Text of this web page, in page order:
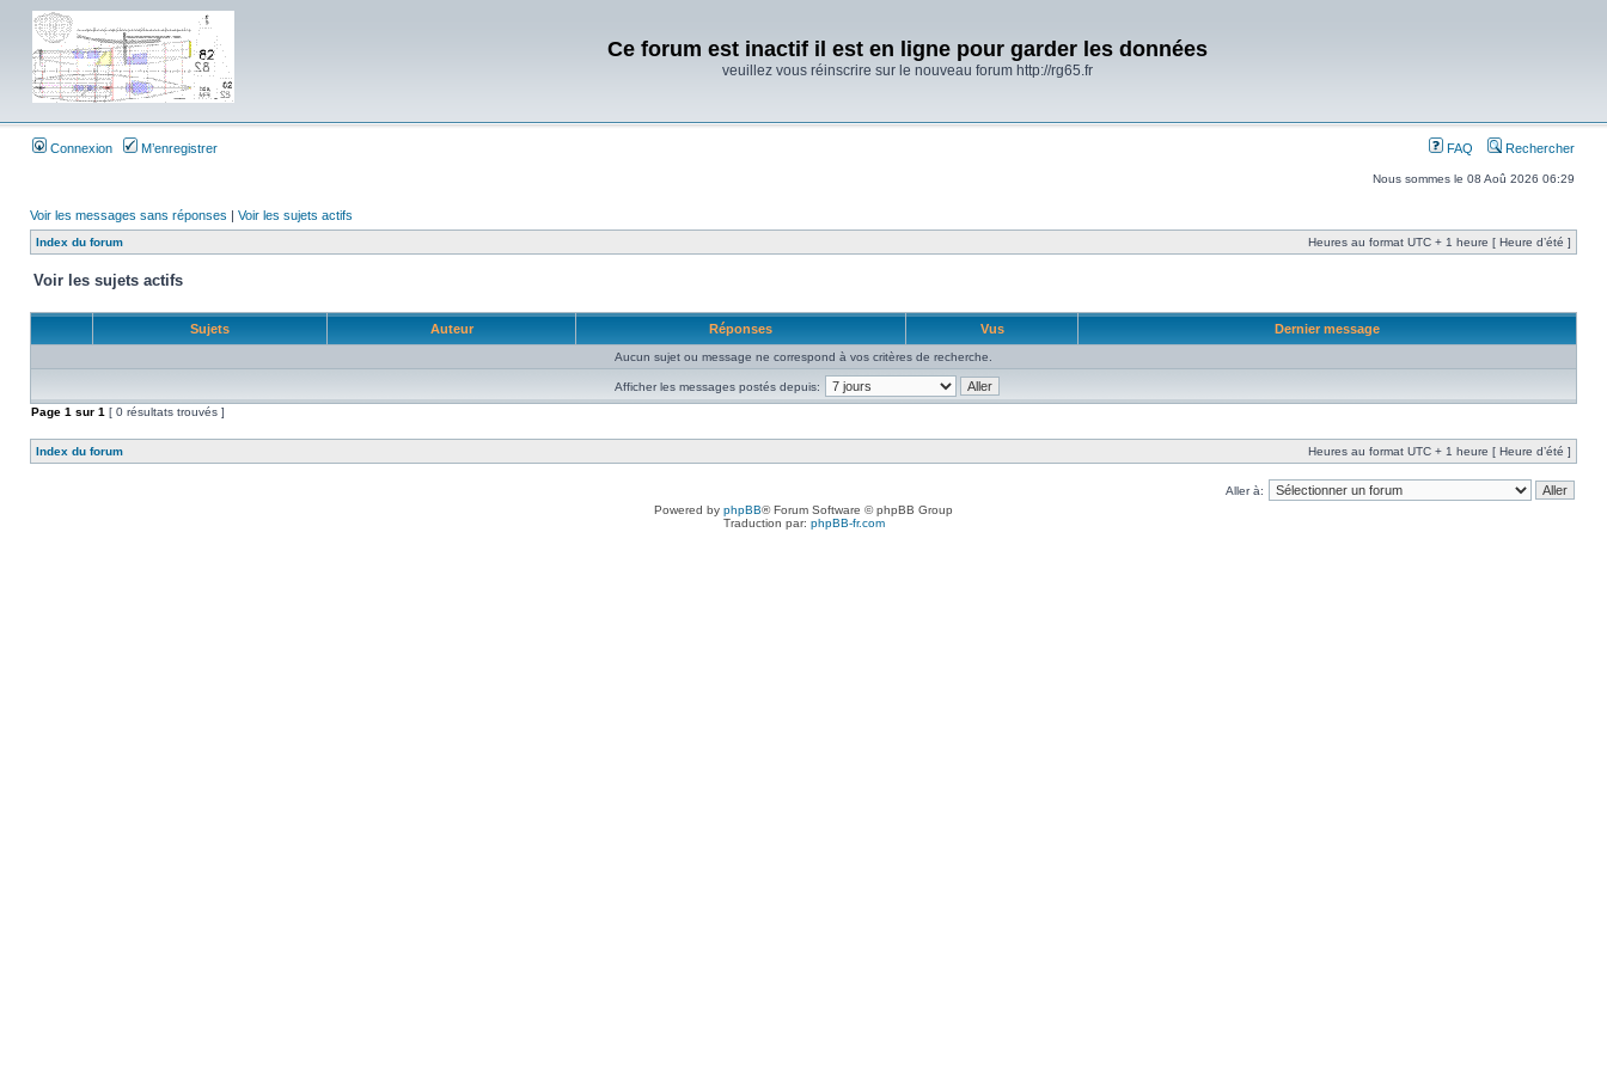
Ce forum est inactif il est en ligne pour garder les données
veuillez vous réinscrire sur le nouveau forum http://rg65.fr
Connexion M’enregistrer FAQ Rechercher
Nous sommes le 08 Aoû 2026 06:29
Voir les messages sans réponses | Voir les sujets actifs
Index du forum Heures au format UTC + 1 heure [ Heure d’été ]
Voir les sujets actifs
Sujets Auteur Réponses Vus Dernier message
Aucun sujet ou message ne correspond à vos critères de recherche.
Afficher les messages postés depuis:
Page 1 sur 1 [ 0 résultats trouvés ]
Index du forum Heures au format UTC + 1 heure [ Heure d’été ]
Aller à:
Powered by phpBB® Forum Software © phpBB Group
Traduction par: phpBB-fr.com